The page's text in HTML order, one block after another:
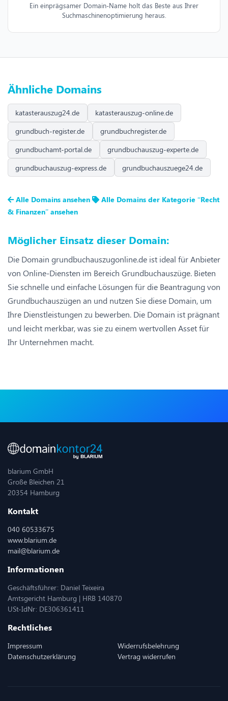
Ein einprägsamer Domain-Name holt das Beste aus Ihrer
Suchmaschinenoptimierung heraus.
Ähnliche Domains
katasterauszug24.de
katasterauszug-online.de
grundbuch-register.de
grundbuchregister.de
grundbuchamt-portal.de
grundbuchauszug-experte.de
grundbuchauszug-express.de
grundbuchauszuege24.de
Alle Domains ansehen
Alle Domains der Kategorie “Recht
& Finanzen” ansehen
Möglicher Einsatz dieser Domain:
Die Domain grundbuchauszugonline.de ist ideal für Anbieter
von Online-Diensten im Bereich Grundbuchauszüge. Bieten
Sie schnelle und einfache Lösungen für die Beantragung von
Grundbuchauszügen an und nutzen Sie diese Domain, um
Ihre Dienstleistungen zu bewerben. Die Domain ist prägnant
und leicht merkbar, was sie zu einem wertvollen Asset für
Ihr Unternehmen macht.
blarium GmbH
Große Bleichen 21
20354 Hamburg
Kontakt
040 60533675
www.blarium.de
mail@blarium.de
Informationen
Geschäftsführer: Daniel Teixeira
Amtsgericht Hamburg | HRB 140870
USt-IdNr: DE306361411
Rechtliches
Impressum
Datenschutzerklärung
Widerrufsbelehrung
Vertrag widerrufen